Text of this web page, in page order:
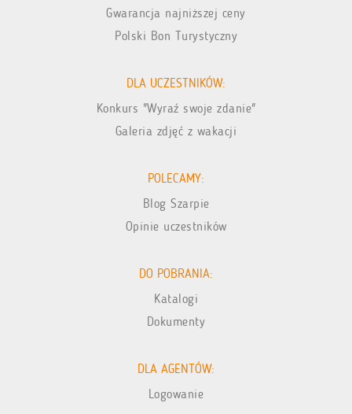
Gwarancja najniższej ceny
Polski Bon Turystyczny
DLA UCZESTNIKÓW:
Konkurs "Wyraź swoje zdanie"
Galeria zdjęć z wakacji
POLECAMY:
Blog Szarpie
Opinie uczestników
DO POBRANIA:
Katalogi
Dokumenty
DLA AGENTÓW:
Logowanie